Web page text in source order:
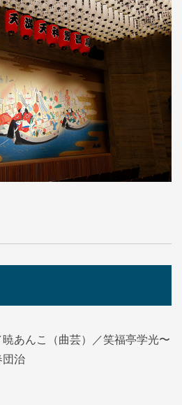
あんこ（曲芸）／笑福亭学光〜
団治